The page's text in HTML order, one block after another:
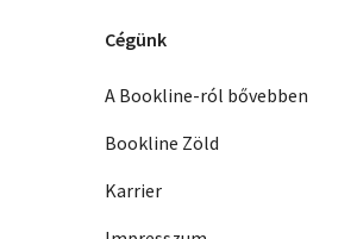
Cégünk
A Bookline-ról bővebben
Bookline Zöld
Karrier